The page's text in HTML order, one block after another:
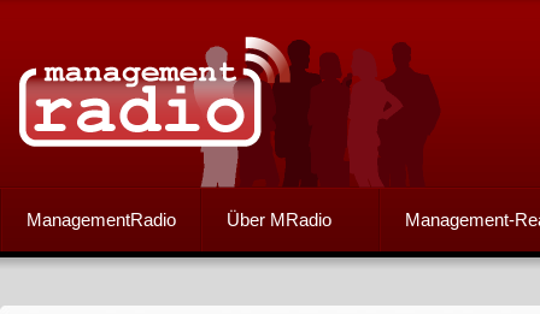
ManagementRadio Über MRadio Management-